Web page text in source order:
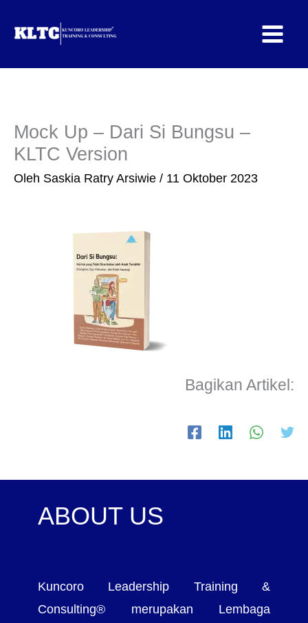
Mock Up – Dari Si Bungsu –
KLTC Version
Oleh Saskia Ratry Arsiwie / 11 Oktober 2023
Bagikan Artikel:
ABOUT US
Kuncoro Leadership Training &
Consulting® merupakan Lembaga